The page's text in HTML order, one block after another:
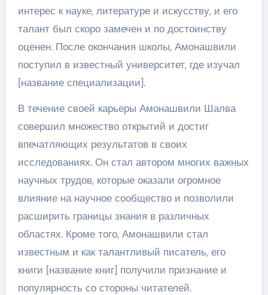
интерес к науке, литературе и искусству, и его
талант был скоро замечен и по достоинству
оценен. После окончания школы, Амонашвили
поступил в известный университет, где изучал
[название специализации].
В течение своей карьеры Амонашвили Шалва
совершил множество открытий и достиг
впечатляющих результатов в своих
исследованиях. Он стал автором многих важных
научных трудов, которые оказали огромное
влияние на научное сообщество и позволили
расширить границы знания в различных
областях. Кроме того, Амонашвили стал
известным и как талантливый писатель, его
книги [название книг] получили признание и
популярность со стороны читателей.